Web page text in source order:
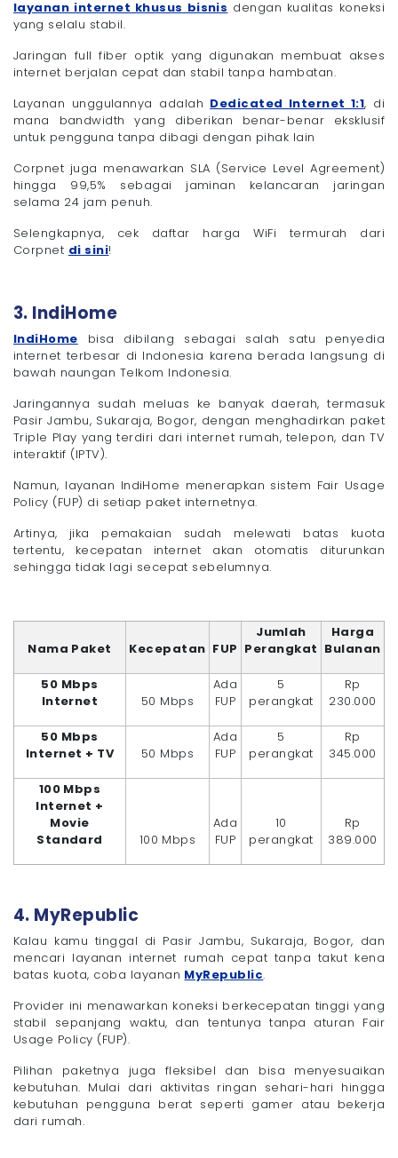
layanan internet khusus bisnis dengan kualitas koneksi
yang selalu stabil.
Jaringan full fiber optik yang digunakan membuat akses
internet berjalan cepat dan stabil tanpa hambatan.
Layanan unggulannya adalah Dedicated Internet 1:1, di
mana bandwidth yang diberikan benar-benar eksklusif
untuk pengguna tanpa dibagi dengan pihak lain
Corpnet juga menawarkan SLA (Service Level Agreement)
hingga 99,5% sebagai jaminan kelancaran jaringan
selama 24 jam penuh.
Selengkapnya, cek daftar harga WiFi termurah dari
Corpnet di sini!
3. IndiHome
IndiHome bisa dibilang sebagai salah satu penyedia
internet terbesar di Indonesia karena berada langsung di
bawah naungan Telkom Indonesia.
Jaringannya sudah meluas ke banyak daerah, termasuk
Pasir Jambu, Sukaraja, Bogor, dengan menghadirkan paket
Triple Play yang terdiri dari internet rumah, telepon, dan TV
interaktif (IPTV).
Namun, layanan IndiHome menerapkan sistem Fair Usage
Policy (FUP) di setiap paket internetnya.
Artinya, jika pemakaian sudah melewati batas kuota
tertentu, kecepatan internet akan otomatis diturunkan
sehingga tidak lagi secepat sebelumnya.
Nama Paket Kecepatan FUP
Jumlah
Perangkat
Harga
Bulanan
50 Mbps
Internet
50 Mbps
Ada
FUP
5
perangkat
Rp
230.000
50 Mbps
Internet + TV
50 Mbps
Ada
FUP
5
perangkat
Rp
345.000
100 Mbps
Internet +
Movie
Standard
100 Mbps
Ada
FUP
10
perangkat
Rp
389.000
4. MyRepublic
Kalau kamu tinggal di Pasir Jambu, Sukaraja, Bogor, dan
mencari layanan internet rumah cepat tanpa takut kena
batas kuota, coba layanan MyRepublic.
Provider ini menawarkan koneksi berkecepatan tinggi yang
stabil sepanjang waktu, dan tentunya tanpa aturan Fair
Usage Policy (FUP).
Pilihan paketnya juga fleksibel dan bisa menyesuaikan
kebutuhan. Mulai dari aktivitas ringan sehari-hari hingga
kebutuhan pengguna berat seperti gamer atau bekerja
dari rumah.